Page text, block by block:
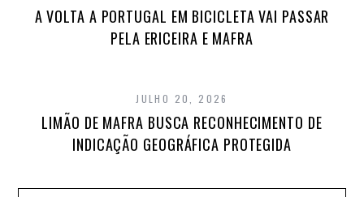
A VOLTA A PORTUGAL EM BICICLETA VAI PASSAR
PELA ERICEIRA E MAFRA
JULHO 20, 2026
LIMÃO DE MAFRA BUSCA RECONHECIMENTO DE
INDICAÇÃO GEOGRÁFICA PROTEGIDA